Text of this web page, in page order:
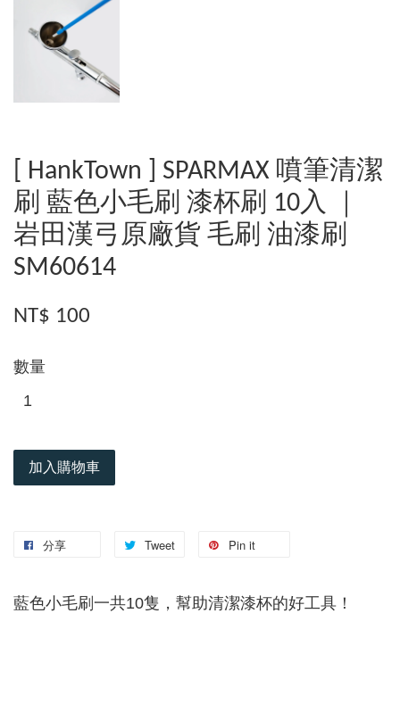
[ HankTown ] SPARMAX 噴筆清潔
刷 藍色小毛刷 漆杯刷 10入 ｜
岩田漢弓原廠貨 毛刷 油漆刷
SM60614
NT$ 100
數量
加入購物車
分享 Tweet Pin it
藍色小毛刷一共10隻，幫助清潔漆杯的好工具！